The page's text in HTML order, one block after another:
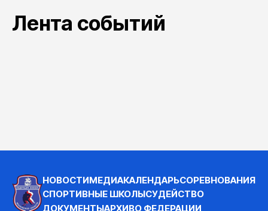
Лента событий
НОВОСТИМЕДИАКАЛЕНДАРЬСОРЕВНОВАНИЯ
СПОРТИВНЫЕ ШКОЛЫСУДЕЙСТВО
ДОКУМЕНТЫАРХИВО ФЕДЕРАЦИИ